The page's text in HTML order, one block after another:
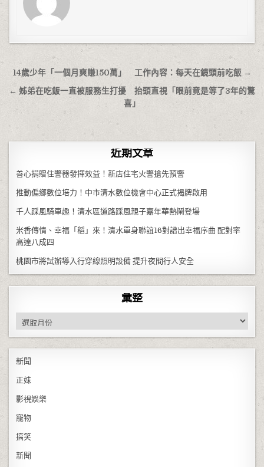
文章導覽
14歲少年「一個月爽賺150萬」 工作內容：每天在鏡頭前吃飯 →
← 姊弟在吃飯一直被服務生打擾 抬頭直視「眼前竟是等了3年的驚
喜」
近期文章
善心捐贈住警器發揮效益！新店住宅火警搶先預警
推動偏鄉數位培力！中市清水數位機會中心正式揭牌啟用
千人踩風騎車趣！清水區道路踩風親子嘉年華熱鬧登場
米香傳情、幸福「稻」來！清水單身聯誼16對譜出幸福序曲 配對率
高達八成四
桃園市將試辦導入行穿線照明設備 提升夜間行人安全
彙整
彙整
新聞
正妹
影視娛樂
寵物
搞笑
新聞